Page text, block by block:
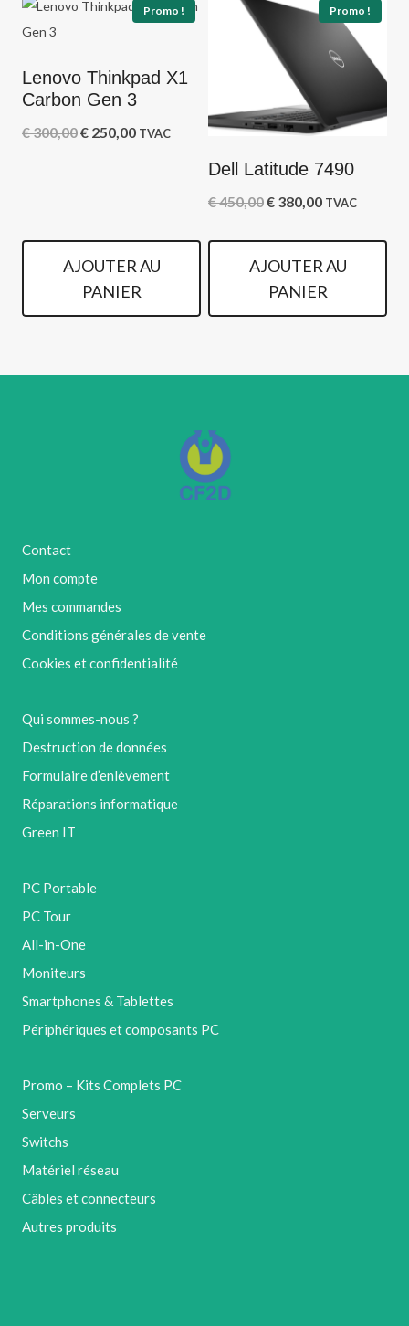
Promo !
Lenovo Thinkpad X1
Carbon Gen 3
€300,00Le
€ 300,00.
€ 250,00Le
€ 250,00.
TVAC
AJOUTER AU
PANIER
Promo !
Dell Latitude 7490
€450,00Le
initial
était :
€ 450,00.
€ 380,00Le
actuel
est :
€ 380,00.
TVAC
AJOUTER AU
PANIER
Contact
Mon compte
Mes commandes
Conditions générales de vente
Cookies et confidentialité
Qui sommes-nous ?
Destruction de données
Formulaire d’enlèvement
Réparations informatique
Green IT
PC Portable
PC Tour
All-in-One
Moniteurs
Smartphones & Tablettes
Périphériques et composants PC
Promo – Kits Complets PC
Serveurs
Switchs
Matériel réseau
Câbles et connecteurs
Autres produits